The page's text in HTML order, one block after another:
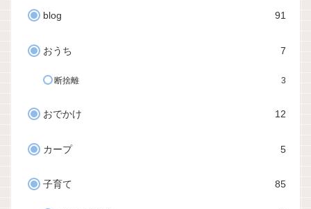
blog 91
おうち 7
断捨離 3
おでかけ 12
カープ 5
子育て 85